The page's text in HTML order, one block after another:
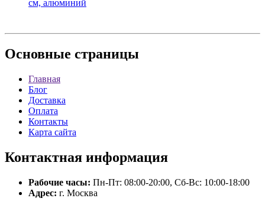
см, алюминий
Основные страницы
Главная
Блог
Доставка
Оплата
Контакты
Карта сайта
Контактная информация
Рабочие часы: Пн-Пт: 08:00-20:00, Сб-Вс: 10:00-18:00
Адрес: г. Москва